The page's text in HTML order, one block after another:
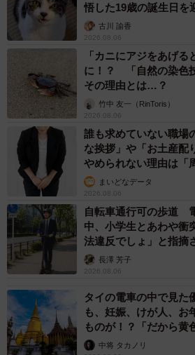
悟した19歳の誕生日を
古川 諭香
2026.08.06
「カニにアジをあげる
に！？ 「自然の染色
その理由とは…？
竹中 友一（RinToris）
2026.08.06
誰も求めていない職場
な挨拶」や「お土産
やめられない理由は「
まいどなデータ
2026.08.06
自転車通行可の歩道
中、小学生とあわや
法違反でしょ」と指摘
説】長澤 芳子
2026.08.06
タイの電車の中で見
も、妊娠、けが人、
ものが！？「だから黄
中将 タカノリ